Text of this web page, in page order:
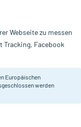
für Träger fester
Webseite zu messen
Tracking, Facebook
Europäischen
werden